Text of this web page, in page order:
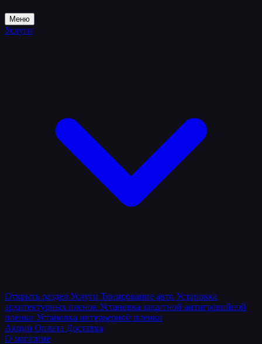
Меню
Услуги
Открыть раздел Услуги Тонирование авто Установка
архитектурных пленок Установка защитной антигравийной
пленки Установка интерьерной пленки
Акции Оплата Доставка
О магазине